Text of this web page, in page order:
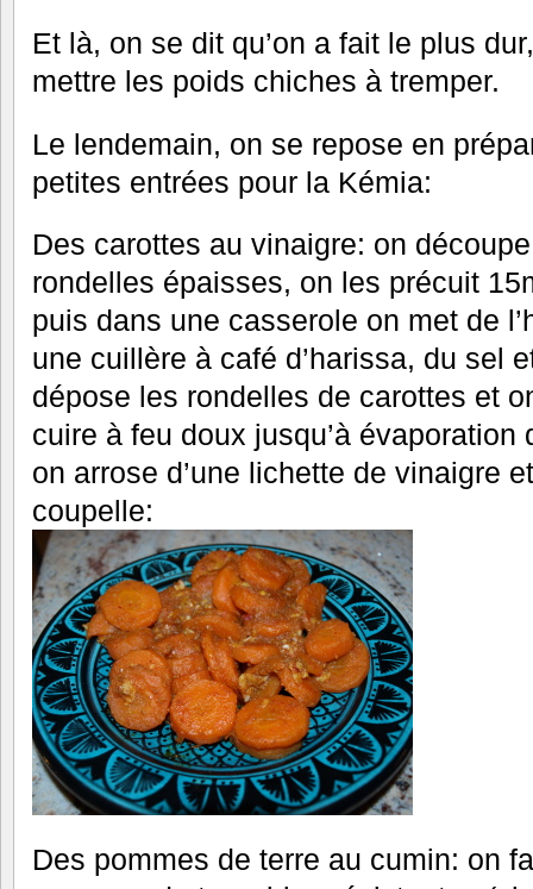
Et là, on se dit qu’on a fait le plus
mettre les poids chiches à tremper.
Le lendemain, on se repose en
petites entrées pour la Kémia:
Des carottes au vinaigre: on
rondelles épaisses, on les précuit
puis dans une casserole on met de
une cuillère à café d’harissa, du sel
dépose les rondelles de carottes et
cuire à feu doux jusqu’à évaporation
on arrose d’une lichette de vinaigre
coupelle:
Des pommes de terre au cumin: on